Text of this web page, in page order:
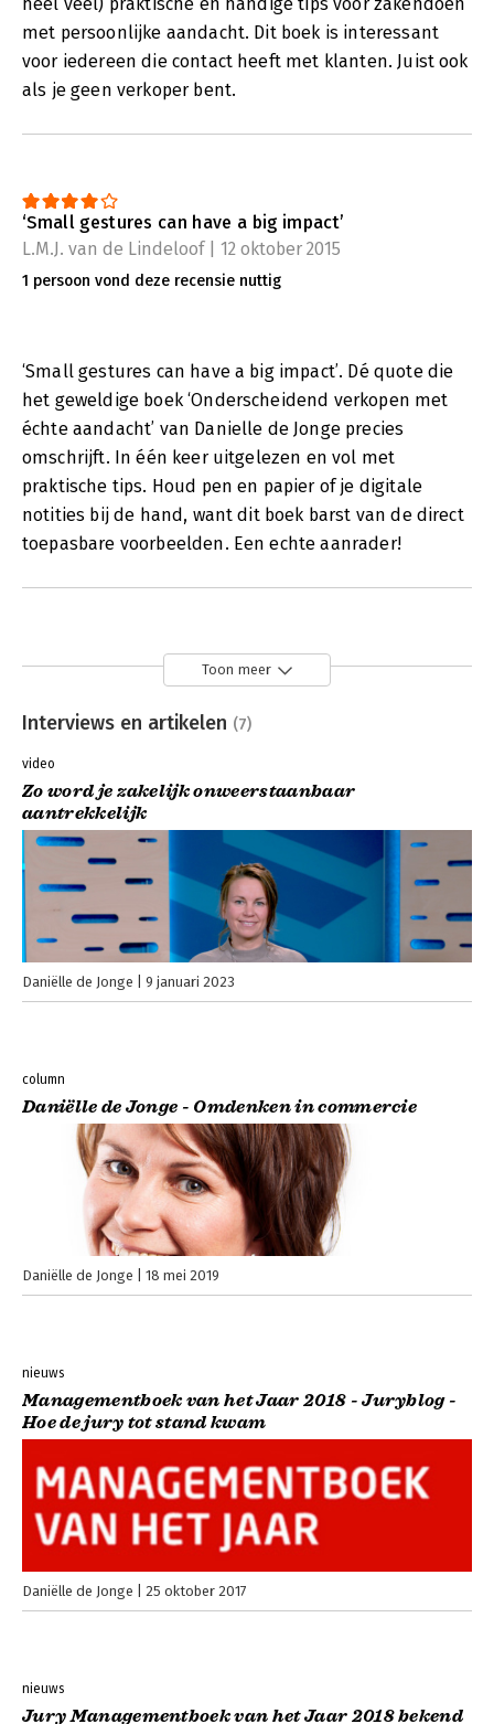
met persoonlijke aandacht. Dit boek is interessant
voor iedereen die contact heeft met klanten. Juist ook
als je geen verkoper bent.
‘Small gestures can have a big impact’
L.M.J. van de Lindeloof | 12 oktober 2015
1 persoon vond deze recensie nuttig
‘Small gestures can have a big impact’. Dé quote die
het geweldige boek ‘Onderscheidend verkopen met
échte aandacht’ van Danielle de Jonge precies
omschrijft. In één keer uitgelezen en vol met
praktische tips. Houd pen en papier of je digitale
notities bij de hand, want dit boek barst van de direct
toepasbare voorbeelden. Een echte aanrader!
Toon meer
Interviews en artikelen (7)
video
Zo word je zakelijk onweerstaanbaar
aantrekkelijk
Daniëlle de Jonge 9 januari 2023
column
Daniëlle de Jonge - Omdenken in commercie
Daniëlle de Jonge 18 mei 2019
nieuws
Managementboek van het Jaar 2018 - Juryblog -
Hoe de jury tot stand kwam
Daniëlle de Jonge 25 oktober 2017
nieuws
Jury Managementboek van het Jaar 2018 bekend